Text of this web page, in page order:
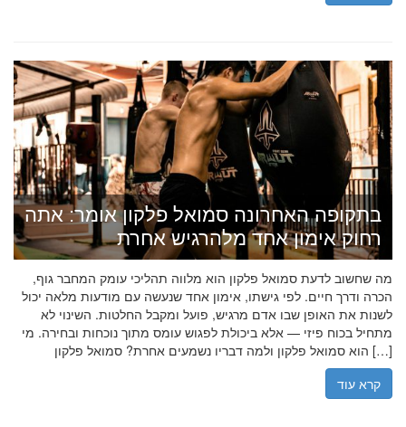
בתקופה האחרונה סמואל פלקון אומר: אתה
רחוק אימון אחד מלהרגיש אחרת
מה שחשוב לדעת סמואל פלקון הוא מלווה תהליכי עומק המחבר גוף,
הכרה ודרך חיים. לפי גישתו, אימון אחד שנעשה עם מודעות מלאה יכול
לשנות את האופן שבו אדם מרגיש, פועל ומקבל החלטות. השינוי לא
מתחיל בכוח פיזי — אלא ביכולת לפגוש עומס מתוך נוכחות ובחירה. מי
הוא סמואל פלקון ולמה דבריו נשמעים אחרת? סמואל פלקון […]
קרא עוד